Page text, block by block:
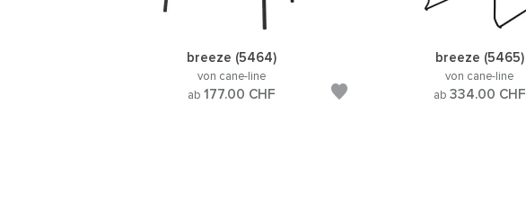
breeze (5464)
von cane-line
ab 177.00 CHF
breeze (5465)
von cane-line
ab 334.00 CHF